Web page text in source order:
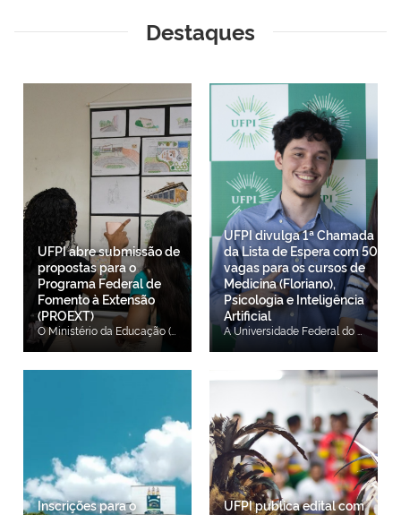
Destaques
UFPI abre submissão de
propostas para o
Programa Federal de
Fomento à Extensão
(PROEXT)
UFPI divulga 1ª Chamada
da Lista de Espera com 50
vagas para os cursos de
Medicina (Floriano),
Psicologia e Inteligência
Artificial
A Universidade Federal do Piauí (UFPI) divulgou, nesta quinta-feira (06/08), a 1ª Chamada da Lista de Espera com 50 vagas para os cursos de Bacharelado em Medicina no Campus Amílcar Ferreira Sobral (CAFS), em Floriano, Bacharelado em Psicologia e Bacharelado em Inteligência Artificial no Campus Ministro Petrônio Portella (CMPP), em Teresina. As matrículas institucionais ocorrem conforme o cronograma do Edital PREG/UFPI nº 39, de 05 de agosto de 2026 e são realizadas exclusivamente on-line no Sistema de Matrícula da UFPI no site: https://matriculagraduacao.ufpi.br/. Do total de vagas oferecidas, 50% são destinadas a estudantes que cursaram integralmente e exclusivamente o Ensino Médio na rede pública ou em escolas comunitárias que atuam no âmbito da educação do campo conveniadas com o poder público, conforme estabelece a Lei nº 12.711/2012. A partir dessa exigência, há reserva de vagas a estudantes com renda familiar bruta per capita mensal menor ou igual a 1 salário mínimo, autodeclarados pretos, pardos, indígenas ou quilombolas e para pessoas com deficiência. Prazo para envio da documentação de validação de cotas - Para candidatos cotistas que precisam comprovar critérios de etnia e raça e/ou baixa renda e/ou pessoa com deficiência (PPI-1, Q-1, PCD-1, EP-1, PPI-2 e PCD-2), o envio de documentação de validação das cotas no Sistema de Matrícula da UFPI (https://matriculagraduacao.ufpi.br/) ocorre das 8h do dia 07 de agosto de 2026 às 23h59 do dia 11 de agosto de 2026, conforme estabelece o cronograma do Edital PREG/UFPI nº 39/2026 de 05 de agosto de 2026 e os procedimentos descritos no Edital UFPI nº 06/2026 de 01 de junho de 2026, ambos disponíveis na página da COPESE/UFPI (https://copese.ufpi.br/concursos/processo-seletivo-psicologia-inteligencia-artificial-medicina/). Prazo para envio da Documentação Básica para todos os candidatos (Cotistas e Ampla Concorrência) - Os candidatos da Ampla Concorrência (AC) e os candidatos cotistas devem enviar a Documentação Básica no Sistema de Matrícula da UFPI (https://matriculagraduacao.ufpi.br/), das 8h do dia 07 de agosto de 2026 às 23h59 do dia 11 de agosto de 2026. A documentação básica está disponível no Anexo III (A a I) do Edital UFPI nº 06/2026 de 01 de junho de 2026, disponível na página da UFPI (https://copese.ufpi.br/concursos/processo-seletivo-psicologia-inteligencia-artificial-medicina/). A Matrícula Institucional é um procedimento obrigatório para todos os candidatos convocados nas chamadas (Chamada Regular e Listas de Espera). Nesta primeira etapa das matrículas na UFPI, o aluno formaliza seu vínculo com a Instituição. Há ainda a segunda fase, chamada de “matrícula curricular", que vincula o aluno às disciplinas, que ocorre mais à frente, também on-line (via portal do discente no Sistema Integrado de Gestão de Atividades Acadêmicas (SIGAA). ATENÇÃO! O preenchimento das vagas remanescentes pelos candidatos da Lista de Espera ocorrerá conforme estabelecido no Edital UFPI nº 06/2026 de 01 de junho de 2026. O candidato cotista (PPI 1, Q 1, PCD 1, EP 1, PPI 2, Q 2, PCD 2 ou EP2) que for selecionado e convocado para ocupar a vaga de Ampla Concorrência (AC), conforme preconiza a legislação vigente, deverá apresentar a documentação comprobatória referente à Ampla Concorrência, sendo dispensada apresentação dos documentos referente à cota escolhida. O candidato cotista (PPI 1, Q 1, PCD 1, EP 1, PPI 2, Q 2, PCD 2 ou EP2) que for selecionado e convocado para ocupar a vaga de outra modalidade de cota, conforme preconiza a legislação vigente, deverá apresentar a documentação comprobatória referente à cota para a qual foi convocado, em concordância com o questionário do perfil socioeconômico respondido pelo candidato no ato de inscrição do SISU. Quando um determinado tipo de vaga de cotas não possuir mais candidatos aptos na espera, a convocação adotará a sistemática disposta nos Art. 14º e 15º, da Portaria Normativa nº 18, de 11 de outubro de 2012 e na Seção IV da Portaria Normativa nº 21, de 5 de novembro de 2012. Neste caso, o candidato (AC ou Cotista) será identificado com um símbolo (#, *, &, %, @, ^, ~, $ ou AC) ao lado do número do CPF e período de ingresso, e a legenda relacionada ao símbolo encontra-se no final do documento, informando a modalidade de concorrência original do candidato. Especificamente neste caso, o candidato deverá apresentar os documentos referentes a sua concorrência original (AC ou Cota escolhida). As vagas não ocupadas ao final da Chamada Regular (1º convocação) serão preenchidas mediante utilização da lista de espera disponibilizada pela COPESE pelo site da UFPI ou COPESE. Confira os candidatos aprovados na 1ª Chamada da Lista de Espera dos cursos de Medicina (Floriano), Psicologia e Inteligência Artificial. Edital PREG/UFPI nº 39/2026 - Cronograma e Procedimentos de Matrícula Institucional.
Inscrições para o
UFPI publica edital com